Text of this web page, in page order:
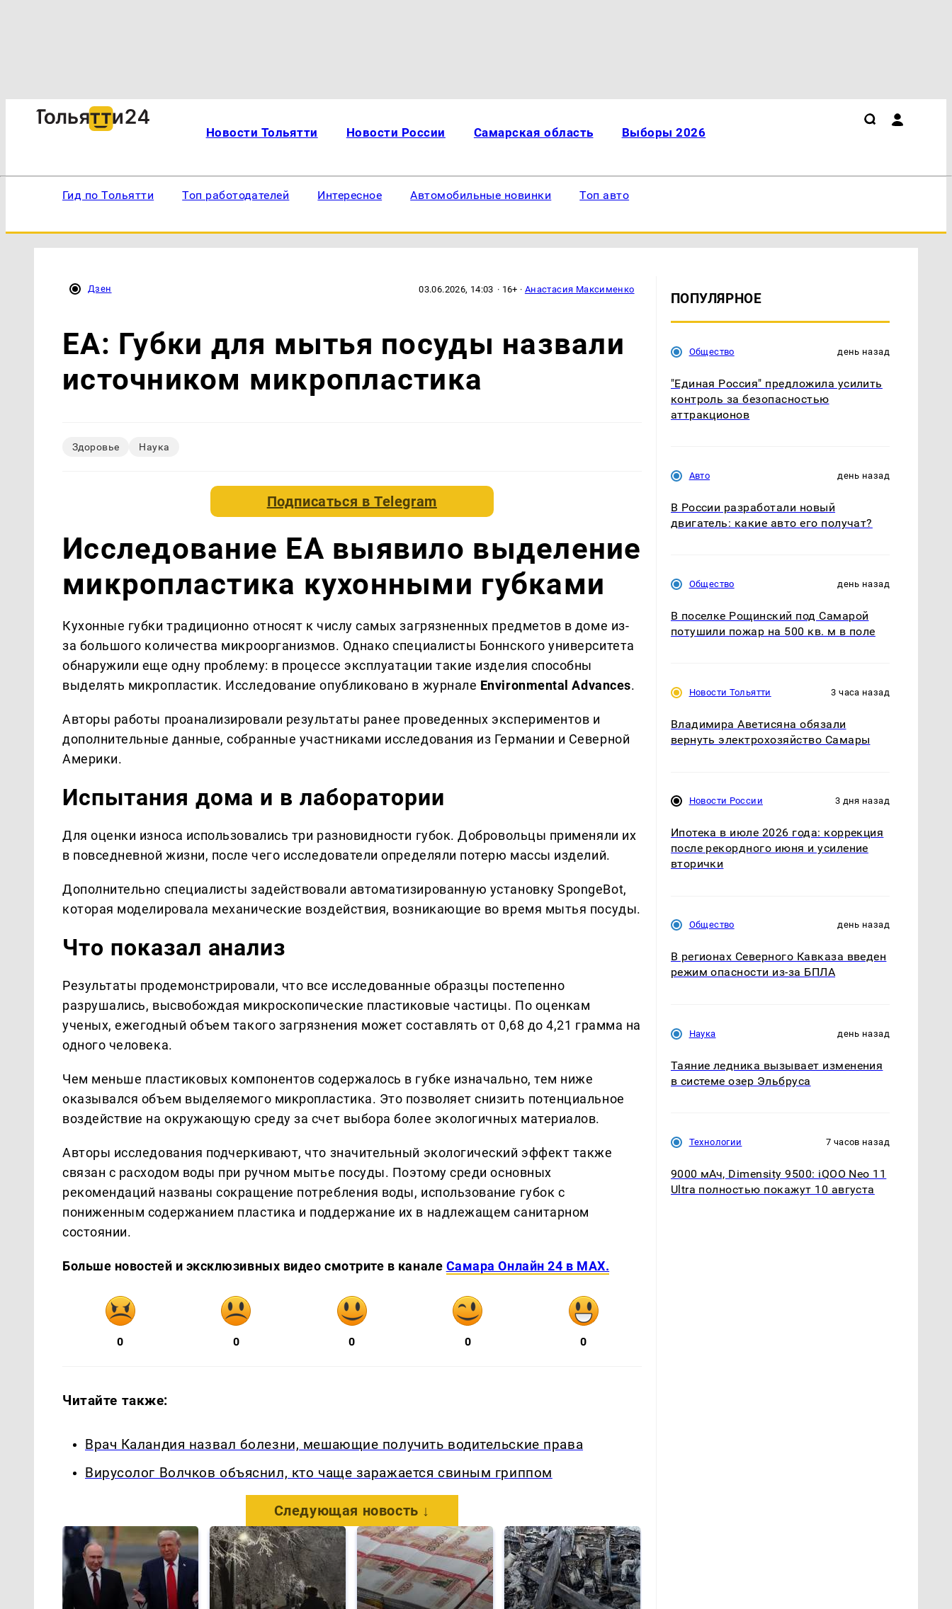
Новости Тольятти Новости России Самарская область Выборы 2026
Гид по Тольятти Топ работодателей Интересное Автомобильные новинки Топ авто
Дзен 03.06.2026, 14:03 · 16+ · Анастасия Максименко
EA: Губки для мытья посуды назвали
источником микропластика
Здоровье Наука
Подписаться вTelegram
Исследование EA выявило выделение
микропластика кухонными губками
Кухонные губки традиционно относят к числу самых загрязненных предметов в доме из-
за большого количества микроорганизмов. Однако специалисты Боннского университета
обнаружили еще одну проблему: в процессе эксплуатации такие изделия способны
выделять микропластик. Исследование опубликовано в журнале Environmental Advances.
Авторы работы проанализировали результаты ранее проведенных экспериментов и
дополнительные данные, собранные участниками исследования из Германии и Северной
Америки.
Испытания дома и в лаборатории
Для оценки износа использовались три разновидности губок. Добровольцы применяли их
в повседневной жизни, после чего исследователи определяли потерю массы изделий.
Дополнительно специалисты задействовали автоматизированную установку SpongeBot,
которая моделировала механические воздействия, возникающие во время мытья посуды.
Что показал анализ
Результаты продемонстрировали, что все исследованные образцы постепенно
разрушались, высвобождая микроскопические пластиковые частицы. По оценкам
ученых, ежегодный объем такого загрязнения может составлять от 0,68 до 4,21 грамма на
одного человека.
Чем меньше пластиковых компонентов содержалось в губке изначально, тем ниже
оказывался объем выделяемого микропластика. Это позволяет снизить потенциальное
воздействие на окружающую среду за счет выбора более экологичных материалов.
Авторы исследования подчеркивают, что значительный экологический эффект также
связан с расходом воды при ручном мытье посуды. Поэтому среди основных
рекомендаций названы сокращение потребления воды, использование губок с
пониженным содержанием пластика и поддержание их в надлежащем санитарном
состоянии.
Больше новостей и эксклюзивных видео смотрите в канале Самара Онлайн 24 в MAX.
0 0 0 0 0
Читайте также:
Врач Каландия назвал болезни, мешающие получить водительские права
Вирусолог Волчков объяснил, кто чаще заражается свиным гриппом
Следующая новость ↓
ПОПУЛЯРНОЕ
Общество день назад
"Единая Россия" предложила усилить
контроль за безопасностью
аттракционов
Авто день назад
В России разработали новый
двигатель: какие авто его получат?
Общество день назад
В поселке Рощинский под Самарой
потушили пожар на 500 кв. м в поле
Новости Тольятти 3 часа назад
Владимира Аветисяна обязали
вернуть электрохозяйство Самары
Новости России 3 дня назад
Ипотека в июле 2026 года: коррекция
после рекордного июня и усиление
вторички
Общество день назад
В регионах Северного Кавказа введен
режим опасности из-за БПЛА
Наука день назад
Таяние ледника вызывает изменения
в системе озер Эльбруса
Технологии 7 часов назад
9000 мАч, Dimensity 9500: iQOO Neo 11
Ultra полностью покажут 10 августа